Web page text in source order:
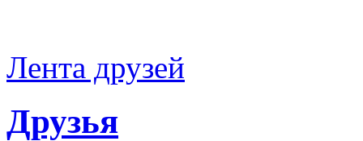
Лента друзей
Друзья